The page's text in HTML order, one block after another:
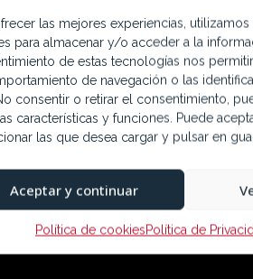
las mejores experiencias,
para almacenar y/o acceder a la
de estas tecnologías nos
de navegación o las
consentir o retirar el consentimiento,
características y funciones. Puede
las que desea cargar y pulsar en
Aceptar y continuar
Política de cookiesPolítica de
disciplinarias oportunas,
4 por cada pista.
su hora de reserva.
entrada del recinto tendrán que
el tiempo de reserva,